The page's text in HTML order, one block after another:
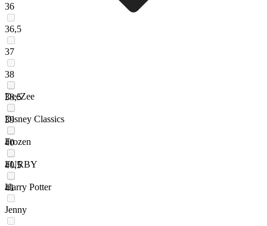
36
36,5
37
38
38,5
39
40
40,5
41
DeeZee
Disney Classics
Frozen
FURBY
Harry Potter
Jenny